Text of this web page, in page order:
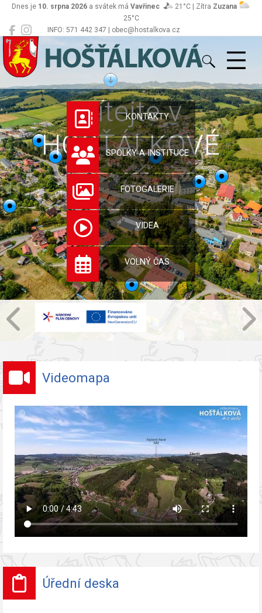
INFO: 571 442 347 | obec@hostalkova.cz
Dnes je 10. srpna 2026 a svátek má Vavřinec 21°C | Zítra Zuzana
25°C
Hošťálková
Vítejte v
HOŠŤÁLKOVÉ
KONTAKTY
SPOLKY A INSTITUCE
FOTOGALERIE
VIDEA
VOLNÝ ČAS
Videomapa
Úřední deska